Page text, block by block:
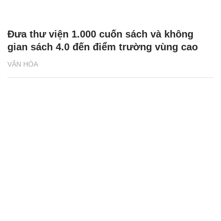
VĂN HÓA
Đưa thư viện 1.000 cuốn sách và không
gian sách 4.0 đến điểm trường vùng cao